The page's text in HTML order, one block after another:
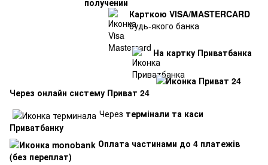
Карткою VISA/MASTERCARD
будь-якого банка
На картку Приватбанка
Через онлайн систему Приват 24
Через термінали та каси
Приватбанку
Оплата частинами до 4 платежів
(без переплат)